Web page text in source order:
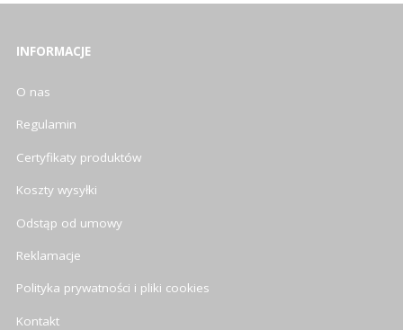
INFORMACJE
O nas
Regulamin
Certyfikaty produktów
Koszty wysyłki
Odstąp od umowy
Reklamacje
Polityka prywatności i pliki cookies
Kontakt